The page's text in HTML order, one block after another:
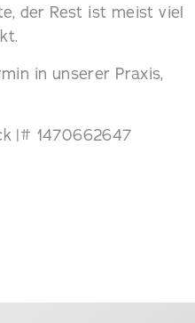
der Rest ist meist viel
in unserer Praxis,
|# 1470662647